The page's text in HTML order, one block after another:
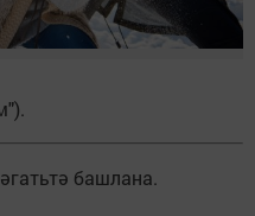
башлана.